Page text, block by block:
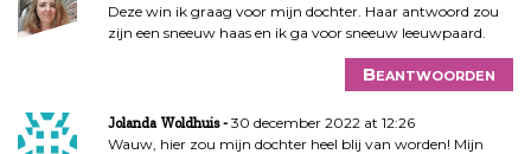
Deze win ik graag voor mijn dochter. Haar antwoord zou
zijn een sneeuw haas en ik ga voor sneeuw leeuwpaard.
Beantwoorden
Jolanda Woldhuis
30 december 2022 at 12:26
Wauw, hier zou mijn dochter heel blij van worden! Mijn